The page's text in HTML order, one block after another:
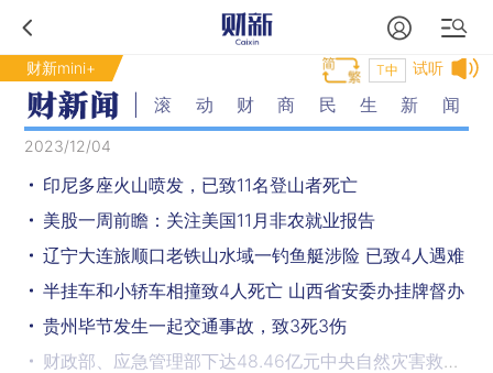
财新mini+ 试听
T中
滚动财商民生新闻
2023/12/04
印尼多座火山喷发，已致11名登山者死亡
美股一周前瞻：关注美国11月非农就业报告
辽宁大连旅顺口老铁山水域一钓鱼艇涉险 已致4人遇难
半挂车和小轿车相撞致4人死亡 山西省安委办挂牌督办
贵州毕节发生一起交通事故，致3死3伤
财政部、应急管理部下达48.46亿元中央自然灾害救灾资金